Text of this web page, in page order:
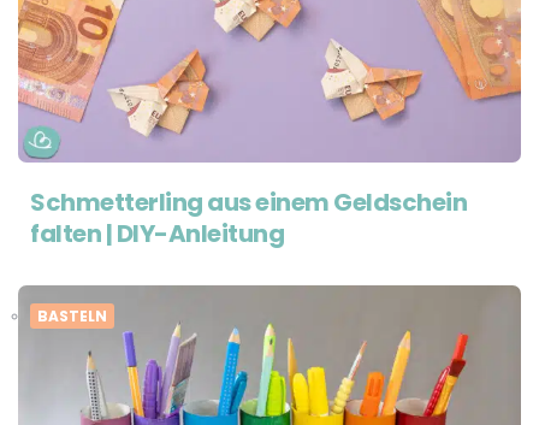
Schmetterling aus einem Geldschein
falten | DIY-Anleitung
BASTELN